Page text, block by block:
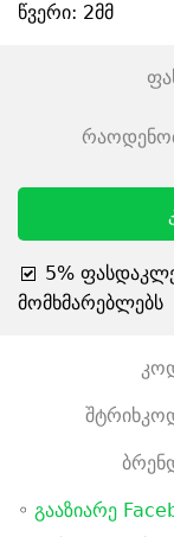
წვერი: 2მმ
5%
მომხმარებლებს
◦ გააზიარე